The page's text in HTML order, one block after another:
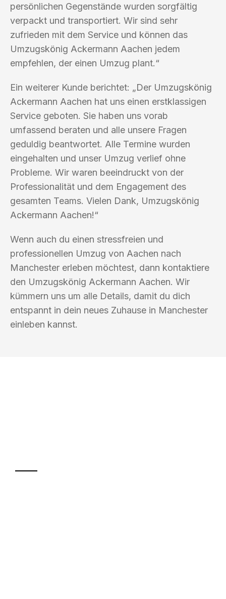
persönlichen Gegenstände wurden sorgfältig
verpackt und transportiert. Wir sind sehr
zufrieden mit dem Service und können das
Umzugskönig Ackermann Aachen jedem
empfehlen, der einen Umzug plant.“
Ein weiterer Kunde berichtet: „Der Umzugskönig
Ackermann Aachen hat uns einen erstklassigen
Service geboten. Sie haben uns vorab
umfassend beraten und alle unsere Fragen
geduldig beantwortet. Alle Termine wurden
eingehalten und unser Umzug verlief ohne
Probleme. Wir waren beeindruckt von der
Professionalität und dem Engagement des
gesamten Teams. Vielen Dank, Umzugskönig
Ackermann Aachen!“
Wenn auch du einen stressfreien und
professionellen Umzug von Aachen nach
Manchester erleben möchtest, dann kontaktiere
den Umzugskönig Ackermann Aachen. Wir
kümmern uns um alle Details, damit du dich
entspannt in dein neues Zuhause in Manchester
einleben kannst.